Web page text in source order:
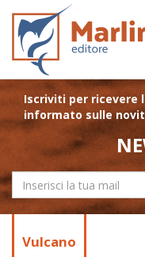
Iscriviti per ricevere
informato sulle
Vulcano